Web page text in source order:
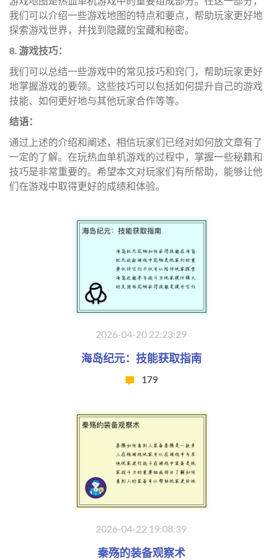
我们可以介绍一些游戏地图的特点和要点，帮助玩家更好地
探索游戏世界，并找到隐藏的宝藏和秘密。
8. 游戏技巧：
我们可以总结一些游戏中的常见技巧和窍门，帮助玩家更好
地掌握游戏的要领。这些技巧可以包括如何提升自己的游戏
技能、如何更好地与其他玩家合作等等。
结语：
通过上述的介绍和阐述，相信玩家们已经对如何放文章有了
一定的了解。在玩热血单机游戏的过程中，掌握一些秘籍和
技巧是非常重要的。希望本文对玩家们有所帮助，能够让他
们在游戏中取得更好的成绩和体验。
2026-04-20 22:23:29
海岛纪元：技能获取指南
179
2026-04-22 19:08:39
秦殇的装备观察术